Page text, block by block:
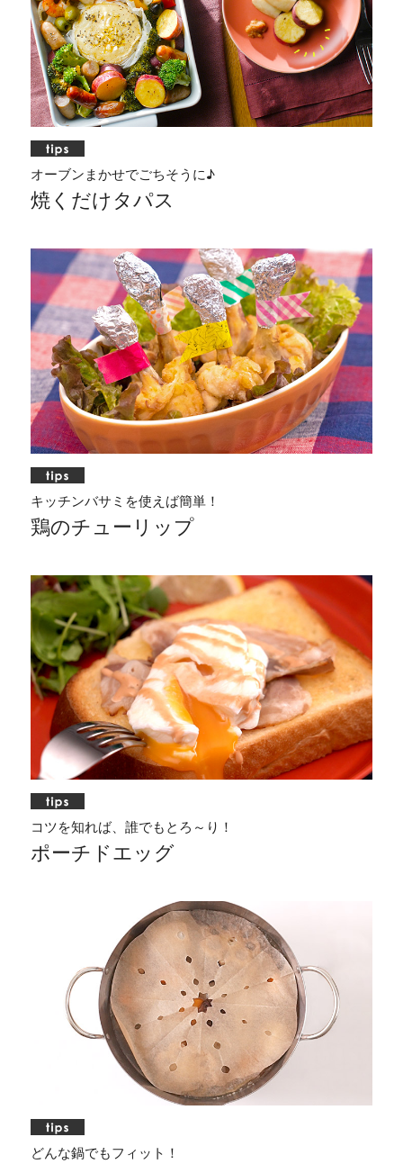
オーブンまかせでごちそうに♪
焼くだけタパス
キッチンバサミを使えば簡単！
鶏のチューリップ
コツを知れば、誰でもとろ～り！
ポーチドエッグ
どんな鍋でもフィット！